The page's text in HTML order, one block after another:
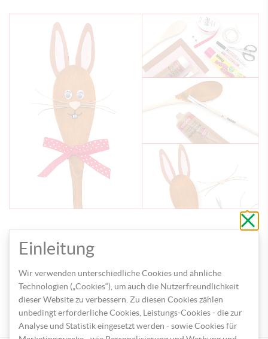
TEILEN
TAGS
ohne
zu
Einleitung
Wir verwenden unterschiedliche Cookies und ähnliche
Technologien („Cookies“), um auch die Nutzerfreundlichkeit
dieser Website zu verbessern. Zu diesen Cookies zählen
unbedingt erforderliche Cookies, Leistungs-Cookies - die zur
Analyse und Statistik eingesetzt werden - sowie Cookies für